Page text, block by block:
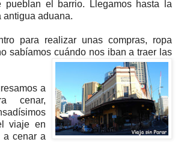
pueblan el barrio. Llegamos hasta la
antigua aduana.
para realizar unas compras, ropa
sabíamos cuándo nos iban a traer las
a
cenar,
viaje en
a cenar a